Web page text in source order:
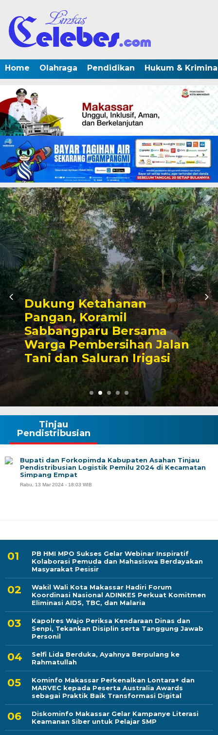
Home Olahraga Pendidikan Hukum &
Jalan
Irigasi
Kunjungan
Bupati
Komitmen
Kamtibmas
PB HMI MPO Sukses Gelar Webinar Inspiratif
Kolaborasi Pemuda dan Mahasiswa Berdayakan
Masyarakat Pesisir
Wakil Wali Kota Makassar Hadiri Forum
Koordinasi Nasional ADINKES Perkuat Komitmen
Eliminasi AIDS, TBC, dan Malaria
Kapolres Wajo Periksa Kendaraan Dinas dan
Senpi, Tekankan Disiplin serta Tanggung Jawab
Personil
Selfi Lida Berduka, Ayahnya Berpulang ke
Rahmatullah
Kominfo Makassar Perkenalkan Lontara+ dan
MARVEC kepada Peserta Australia Awards
sebagai Praktik Baik Transformasi Digital
Diskominfo Makassar Gelar Kampanye Literasi
Keamanan Siber untuk Pelajar SMP
Tinjau
Pendistribusian
Bupati dan Forkopimda Kabupaten Asahan Tinjau
Pendistribusian Logistik Pemilu 2024 di Kecamatan
Simpang Empat
Rabu, 13 Mar 2024 - 18:03 WIB